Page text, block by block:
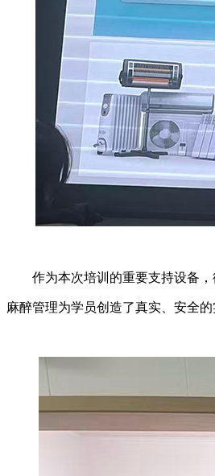
作为本次培训的重要支持设备，
麻醉管理为学员创造了真实、安全